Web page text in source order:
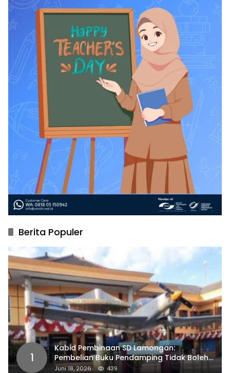
Berita Populer
1
Kabid Pembinaan SD Lamongan:
Pembelian Buku Pendamping Tidak Boleh
Dipaksakan
Juni 18, 2026 439